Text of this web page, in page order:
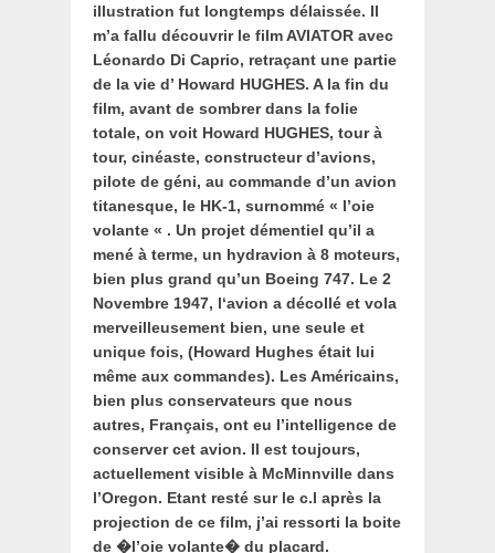
illustration fut longtemps délaissée. Il
m’a fallu découvrir le film AVIATOR avec
Léonardo Di Caprio, retraçant une partie
de la vie d’ Howard HUGHES. A la fin du
film, avant de sombrer dans la folie
totale, on voit Howard HUGHES, tour à
tour, cinéaste, constructeur d’avions,
pilote de géni, au commande d’un avion
titanesque, le HK-1, surnommé « l’oie
volante « . Un projet démentiel qu’il a
mené à terme, un hydravion à 8 moteurs,
bien plus grand qu’un Boeing 747. Le 2
Novembre 1947, l‘avion a décollé et vola
merveilleusement bien, une seule et
unique fois, (Howard Hughes était lui
même aux commandes). Les Américains,
bien plus conservateurs que nous
autres, Français, ont eu l’intelligence de
conserver cet avion. Il est toujours,
actuellement visible à McMinnville dans
l’Oregon. Etant resté sur le c.l après la
projection de ce film, j’ai ressorti la boite
de �l’oie volante� du placard.